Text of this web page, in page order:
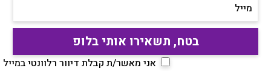
מייל
אני מאשר/ת קבלת דיוור רלוונטי במייל